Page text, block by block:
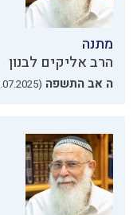
מתנה
הרב אליקים לבנון
ה אב התשפה (30.07.2025)